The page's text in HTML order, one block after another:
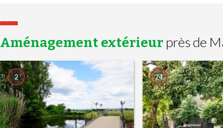
Aménagement extérieur près de
2 24